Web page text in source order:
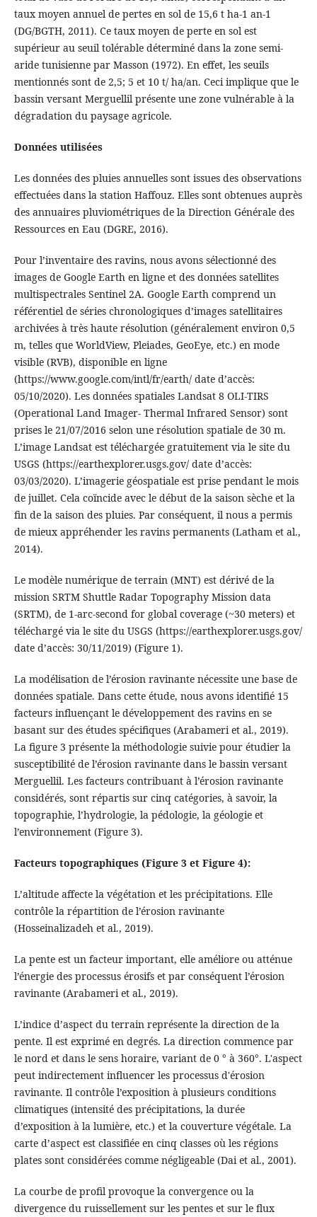
taux moyen annuel de pertes en sol de 15,6 t ha-1 an-1
(DG/BGTH, 2011). Ce taux moyen de perte en sol est
supérieur au seuil tolérable déterminé dans la zone semi-
aride tunisienne par Masson (1972). En effet, les seuils
mentionnés sont de 2,5; 5 et 10 t/ ha/an. Ceci implique que le
bassin versant Merguellil présente une zone vulnérable à la
dégradation du paysage agricole.
Données utilisées
Les données des pluies annuelles sont issues des observations
effectuées dans la station Haffouz. Elles sont obtenues auprès
des annuaires pluviométriques de la Direction Générale des
Ressources en Eau (DGRE, 2016).
Pour l’inventaire des ravins, nous avons sélectionné des
images de Google Earth en ligne et des données satellites
multispectrales Sentinel 2A. Google Earth comprend un
référentiel de séries chronologiques d’images satellitaires
archivées à très haute résolution (généralement environ 0,5
m, telles que WorldView, Pleiades, GeoEye, etc.) en mode
visible (RVB), disponible en ligne
(https://www.google.com/intl/fr/earth/ date d’accès:
05/10/2020). Les données spatiales Landsat 8 OLI-TIRS
(Operational Land Imager- Thermal Infrared Sensor) sont
prises le 21/07/2016 selon une résolution spatiale de 30 m.
L’image Landsat est téléchargée gratuitement via le site du
USGS (https://earthexplorer.usgs.gov/ date d’accès:
03/03/2020). L’imagerie géospatiale est prise pendant le mois
de juillet. Cela coïncide avec le début de la saison sèche et la
fin de la saison des pluies. Par conséquent, il nous a permis
de mieux appréhender les ravins permanents (Latham et al.,
2014).
Le modèle numérique de terrain (MNT) est dérivé de la
mission SRTM Shuttle Radar Topography Mission data
(SRTM), de 1-arc-second for global coverage (~30 meters) et
téléchargé via le site du USGS (https://earthexplorer.usgs.gov/
date d’accès: 30/11/2019) (Figure 1).
La modélisation de l’érosion ravinante nécessite une base de
données spatiale. Dans cette étude, nous avons identifié 15
facteurs influençant le développement des ravins en se
basant sur des études spécifiques (Arabameri et al., 2019).
La figure 3 présente la méthodologie suivie pour étudier la
susceptibilité de l’érosion ravinante dans le bassin versant
Merguellil. Les facteurs contribuant à l’érosion ravinante
considérés, sont répartis sur cinq catégories, à savoir, la
topographie, l’hydrologie, la pédologie, la géologie et
l’environnement (Figure 3).
Facteurs topographiques (Figure 3 et Figure 4):
L’altitude affecte la végétation et les précipitations. Elle
contrôle la répartition de l’érosion ravinante
(Hosseinalizadeh et al., 2019).
La pente est un facteur important, elle améliore ou atténue
l’énergie des processus érosifs et par conséquent l’érosion
ravinante (Arabameri et al., 2019).
L’indice d’aspect du terrain représente la direction de la
pente. Il est exprimé en degrés. La direction commence par
le nord et dans le sens horaire, variant de 0 ° à 360°. L'aspect
peut indirectement influencer les processus d'érosion
ravinante. Il contrôle l’exposition à plusieurs conditions
climatiques (intensité des précipitations, la durée
d’exposition à la lumière, etc.) et la couverture végétale. La
carte d’aspect est classifiée en cinq classes où les régions
plates sont considérées comme négligeable (Dai et al., 2001).
La courbe de profil provoque la convergence ou la
divergence du ruissellement sur les pentes et sur le flux